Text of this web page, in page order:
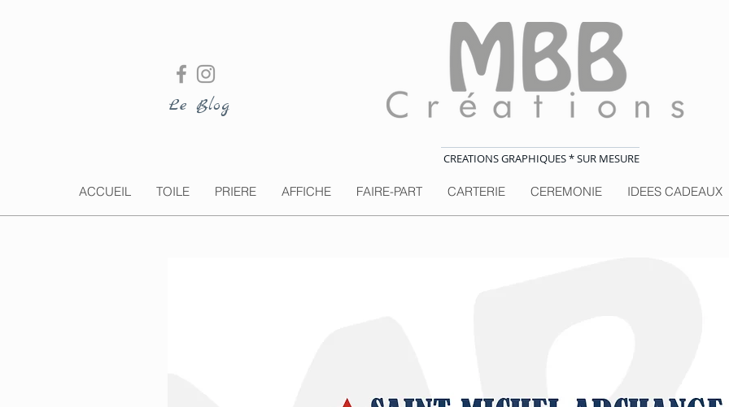
Le Blog
CREATIONS GRAPHIQUES * SUR MESURE
ACCUEIL TOILE PRIERE AFFICHE FAIRE-PART CARTERIE CEREMONIE IDEES CADEAUX